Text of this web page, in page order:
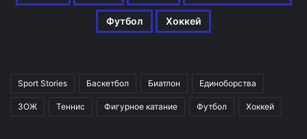
Футбол Хоккей
Sport Stories Баскетбол Биатлон Единоборства
ЗОЖ Теннис Фигурное катание Футбол Хоккей